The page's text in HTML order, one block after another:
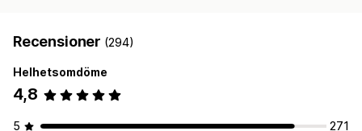
Recensioner (294)
Helhetsomdöme
4,8
5
271